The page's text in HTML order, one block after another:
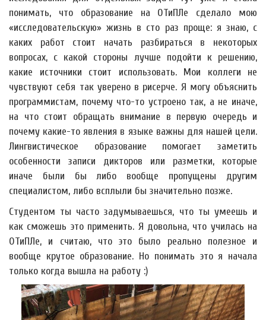
понимать, что образование на ОТиПЛе сделало мою
«исследовательскую» жизнь в сто раз проще: я знаю, с
каких работ стоит начать разбираться в некоторых
вопросах, с какой стороны лучше подойти к решению,
какие источники стоит использовать. Мои коллеги не
чувствуют себя так уверено в рисерче. Я могу объяснить
программистам, почему что-то устроено так, а не иначе,
на что стоит обращать внимание в первую очередь и
почему какие-то явления в языке важны для нашей цели.
Лингвистическое образование помогает заметить
особенности записи дикторов или разметки, которые
иначе были бы либо вообще пропущены другим
специалистом, либо всплыли бы значительно позже.
Студентом ты часто задумываешься, что ты умеешь и
как сможешь это применить. Я довольна, что училась на
ОТиПЛе, и считаю, что это было реально полезное и
вообще крутое образование. Но понимать это я начала
только когда вышла на работу :)